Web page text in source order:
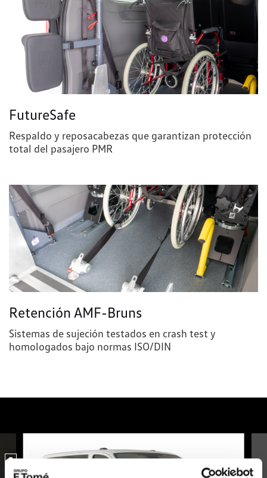
FutureSafe
Respaldo y reposacabezas que garantizan protección
total del pasajero PMR
Retención AMF-Bruns
Sistemas de sujeción testados en crash test y
homologados bajo normas ISO/DIN